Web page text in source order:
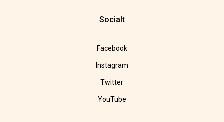
Socialt
Facebook
Instagram
Twitter
YouTube